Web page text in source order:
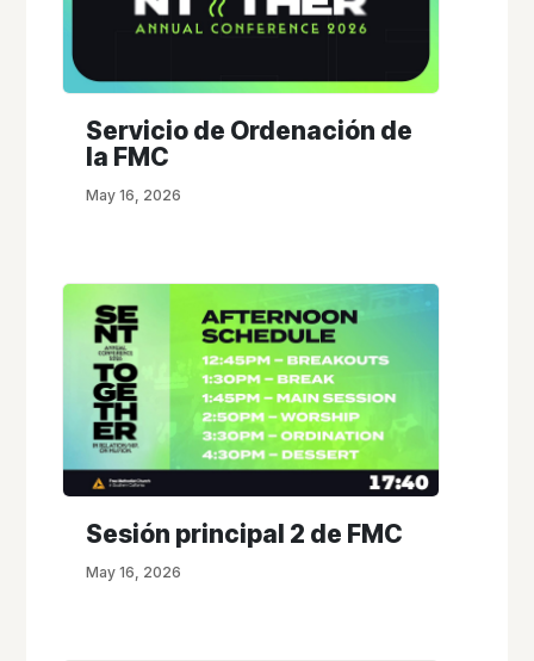
Servicio de Ordenación de
la FMC
May 16, 2026
Sesión principal 2 de FMC
May 16, 2026